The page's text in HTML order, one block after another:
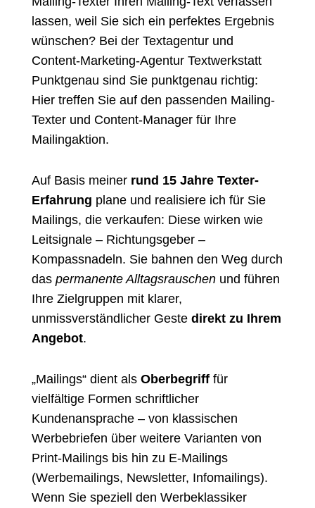
lassen, weil Sie sich ein perfektes Ergebnis
wünschen? Bei der Textagentur und
Content-Marketing-Agentur Textwerkstatt
Punktgenau sind Sie punktgenau richtig:
Hier treffen Sie auf den passenden Mailing-
Texterund Content-Manager für Ihre
Mailingaktion.
Auf Basis meiner rund 15 Jahre Texter-
Erfahrung plane und realisiere ich für Sie
Mailings, die verkaufen: Diese wirken wie
Leitsignale – Richtungsgeber –
Kompassnadeln. Sie bahnen den Weg durch
das permanente Alltagsrauschenund führen
Ihre Zielgruppen mit klarer,
unmissverständlicher Geste direkt zu Ihrem
Angebot.
„Mailings“ dient als Oberbegrifffür
vielfältige Formen schriftlicher
Kundenansprache – von klassischen
Werbebriefen über weitere Varianten von
Print-Mailings bis hin zu E-Mailings
(Werbemailings, Newsletter, Infomailings).
Wenn Sie speziell den Werbeklassiker